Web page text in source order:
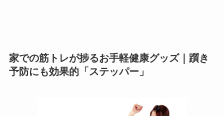
家での筋トレが捗るお手軽健康グッズ｜躓き
予防にも効果的「ステッパー」